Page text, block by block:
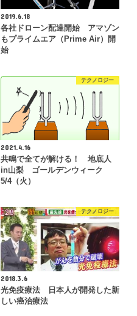
2019.6.18
各社ドローン配達開始 アマゾン
もプライムエア（Prime Air）開
始
テクノロジー
2021.4.16
共鳴で全てが解ける！ 地底人
in山梨 ゴールデンウィーク
5/4（火）
テクノロジー
2018.3.6
光免疫療法 日本人が開発した新
しい癌治療法